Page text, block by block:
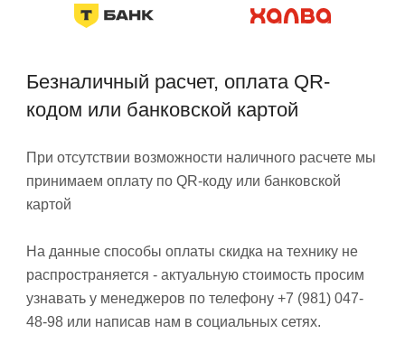
Безналичный расчет, оплата QR-
кодом или банковской картой
При отсутствии возможности наличного расчете мы
принимаем оплату по QR-коду или банковской
картой
На данные способы оплаты скидка на технику не
распространяется - актуальную стоимость просим
узнавать у менеджеров по телефону +7 (981) 047-
48-98 или написав нам в социальных сетях.